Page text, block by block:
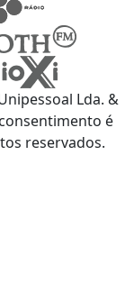
Lda. &
é
reservados.